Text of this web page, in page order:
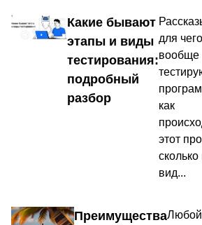
Какие бывают
этапы и виды
тестирования:
подробный
разбор
для чего
вообще
как
этот
сколько
вид...
ПреимуществаЛюбой